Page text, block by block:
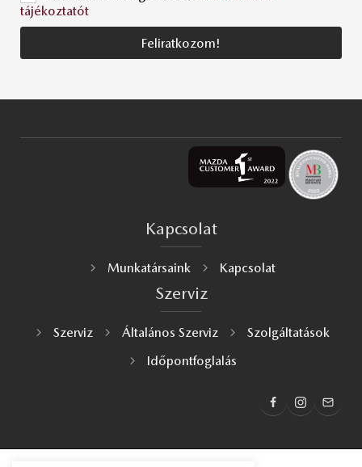
tájékoztatót
Feliratkozom!
Kapcsolat
Munkatársaink Kapcsolat
Szerviz
Szerviz Általános Szerviz
Szolgáltatások
Időpontfoglalás